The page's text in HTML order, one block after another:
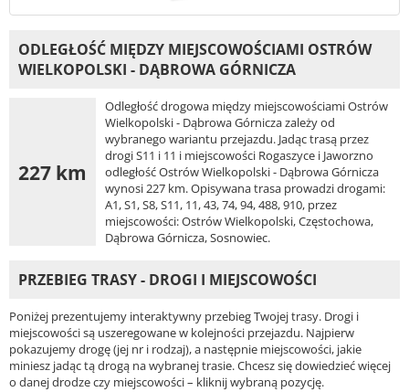
ODLEGŁOŚĆ MIĘDZY MIEJSCOWOŚCIAMI OSTRÓW
WIELKOPOLSKI - DĄBROWA GÓRNICZA
227 km
Odległość drogowa między miejscowościami Ostrów
Wielkopolski - Dąbrowa Górnicza zależy od
wybranego wariantu przejazdu. Jadąc trasą przez
drogi S11 i 11 i miejscowości Rogaszyce i Jaworzno
odległość Ostrów Wielkopolski - Dąbrowa Górnicza
wynosi 227 km. Opisywana trasa prowadzi drogami:
A1, S1, S8, S11, 11, 43, 74, 94, 488, 910, przez
miejscowości: Ostrów Wielkopolski, Częstochowa,
Dąbrowa Górnicza, Sosnowiec.
PRZEBIEG TRASY - DROGI I MIEJSCOWOŚCI
Poniżej prezentujemy interaktywny przebieg Twojej trasy. Drogi i
miejscowości są uszeregowane w kolejności przejazdu. Najpierw
pokazujemy drogę (jej nr i rodzaj), a następnie miejscowości, jakie
miniesz jadąc tą drogą na wybranej trasie. Chcesz się dowiedzieć więcej
o danej drodze czy miejscowości – kliknij wybraną pozycję.